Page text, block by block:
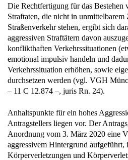
Die Rechtfertigung für das Bestehen
Straftaten, die nicht in unmittelbarem
Straßenverkehr stehen, ergibt sich
aggressiven Straftätern davon
konflikthaften Verkehrssituationen
emotional impulsiv handeln und
Verkehrssituation erhöhen, sowie
durchsetzen werden (vgl. VGH
– 11 C 12.874 –, juris Rn. 24).
Anhaltspunkte für ein hohes
Antragstellers liegen vor. Der
Anordnung vom 3. März 2020 eine
aggressivem Hintergrund aufgeführt,
Körperverletzungen und